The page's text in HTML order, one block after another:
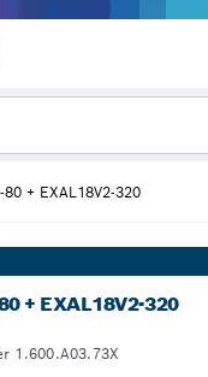
80 + EXAL18V2-320
+ EXAL18V2-320
1.600.A03.73X